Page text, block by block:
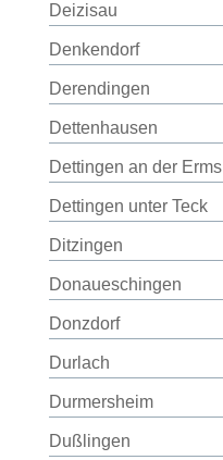
Deizisau
Denkendorf
Derendingen
Dettenhausen
Dettingen an der Erms
Dettingen unter Teck
Ditzingen
Donaueschingen
Donzdorf
Durlach
Durmersheim
Dußlingen